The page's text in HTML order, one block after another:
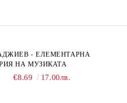
- ЕЛЕМЕНТАРНА
НА МУЗИКАТА
€8.69 17.00лв.